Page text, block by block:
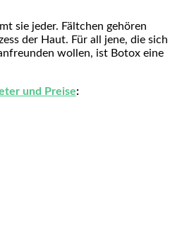
sie jeder. Fältchen gehören
der Haut. Für all jene, die sich
wollen, ist Botox eine
und Preise: